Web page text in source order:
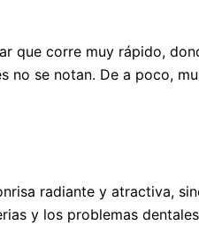
que corre muy rápido,
no se notan. De a poco,
radiante y atractiva,
y los problemas